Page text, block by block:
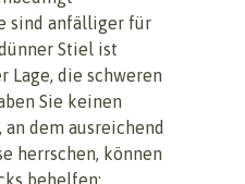
sind anfälliger für
Stiel ist
Lage, die schweren
Sie keinen
dem ausreichend
herrschen, können
behelfen: